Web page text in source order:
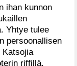
ihan kunnon
Yhtye tulee
persoonallisen
Katsojia
riffillä,